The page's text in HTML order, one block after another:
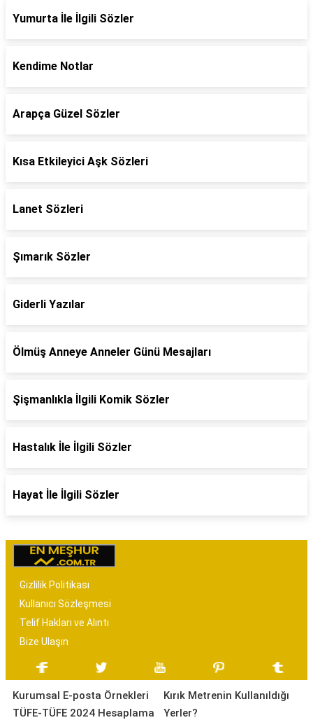
Yumurta İle İlgili Sözler
Kendime Notlar
Arapça Güzel Sözler
Kısa Etkileyici Aşk Sözleri
Lanet Sözleri
Şımarık Sözler
Giderli Yazılar
Ölmüş Anneye Anneler Günü Mesajları
Şişmanlıkla İlgili Komik Sözler
Hastalık İle İlgili Sözler
Hayat İle İlgili Sözler
Gizlilik Politikası
Kullanıcı Sözleşmesi
Telif Hakları ve Alıntı
Bize Ulaşın
Kurumsal E-posta Örnekleri
TÜFE-TÜFE 2024 Hesaplama
Kırık Metrenin Kullanıldığı
Yerler?